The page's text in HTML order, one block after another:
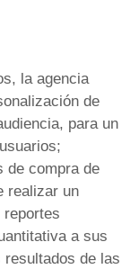
la agencia
de
para un
de compra de
realizar un
a sus
de las